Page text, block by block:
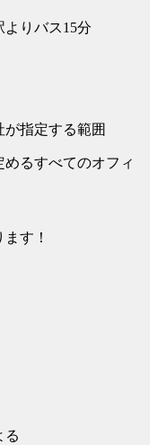
りバス15分
指定する範囲
るすべてのオフィ
す！
る